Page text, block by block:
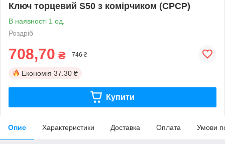
Ключ торцевий S50 з комірчиком (СРСР)
В наявності 1 од.
Роздріб
708,70 ₴ 746 ₴
Економія 37.30 ₴
Купити
Опис Характеристики Доставка Оплата Умови